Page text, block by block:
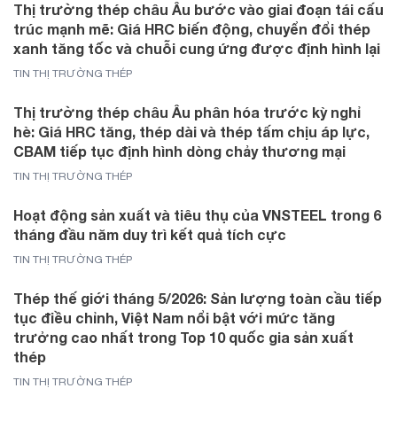
Thị trường thép châu Âu bước vào giai đoạn tái cấu
trúc mạnh mẽ: Giá HRC biến động, chuyển đổi thép
xanh tăng tốc và chuỗi cung ứng được định hình lại
TIN THỊ TRƯỜNG THÉP
Thị trường thép châu Âu phân hóa trước kỳ nghỉ
hè: Giá HRC tăng, thép dài và thép tấm chịu áp lực,
CBAM tiếp tục định hình dòng chảy thương mại
TIN THỊ TRƯỜNG THÉP
Hoạt động sản xuất và tiêu thụ của VNSTEEL trong 6
tháng đầu năm duy trì kết quả tích cực
TIN THỊ TRƯỜNG THÉP
Thép thế giới tháng 5/2026: Sản lượng toàn cầu tiếp
tục điều chỉnh, Việt Nam nổi bật với mức tăng
trưởng cao nhất trong Top 10 quốc gia sản xuất
thép
TIN THỊ TRƯỜNG THÉP